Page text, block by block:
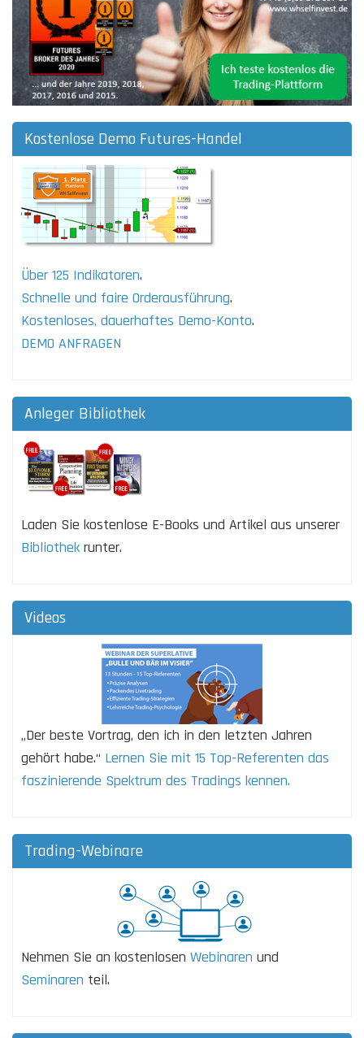
Kostenlose Demo Futures-Handel
Über 125 Indikatoren.
Schnelle und faire Orderausführung.
Kostenloses, dauerhaftes Demo-Konto.
DEMO ANFRAGEN
Anleger Bibliothek
Laden Sie kostenlose E-Books und Artikel aus unserer
Bibliothekrunter.
Videos
„Der beste Vortrag, den ich in den letzten Jahren
gehört habe.“ Lernen Sie mit 15 Top-Referenten das
faszinierende Spektrum des Tradings kennen.
Trading-Webinare
Nehmen Sie an kostenlosen Webinaren und
Seminaren teil.